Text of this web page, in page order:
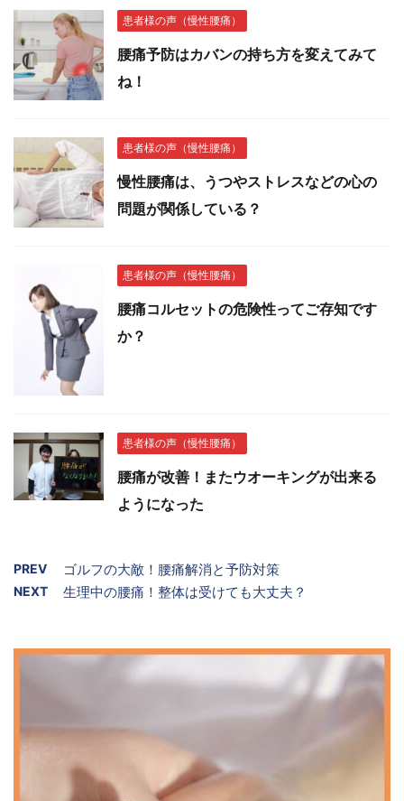
患者様の声（慢性腰痛）
腰痛予防はカバンの持ち方を変えてみて
ね！
患者様の声（慢性腰痛）
慢性腰痛は、うつやストレスなどの心の
問題が関係している？
患者様の声（慢性腰痛）
腰痛コルセットの危険性ってご存知です
か？
患者様の声（慢性腰痛）
腰痛が改善！またウオーキングが出来る
ようになった
PREV ゴルフの大敵！腰痛解消と予防対策
NEXT 生理中の腰痛！整体は受けても大丈夫？